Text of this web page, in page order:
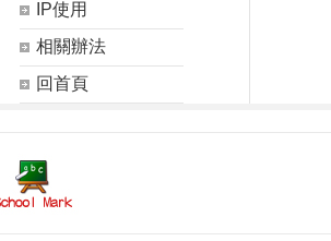
IP使用
相關辦法
回首頁